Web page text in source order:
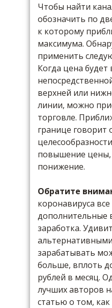
Чтобы найти
обозначить по
к которому
максимума.
применить
Когда цена будет
верхней или
линии, можно
торговле.
границе говорит
повышение цены,
понижение.
Обратите
коронавируса
дополнительные
заработка.
зарабатывать
больше, вплоть
рублей в месяц.
лучших авторов
статью о том,